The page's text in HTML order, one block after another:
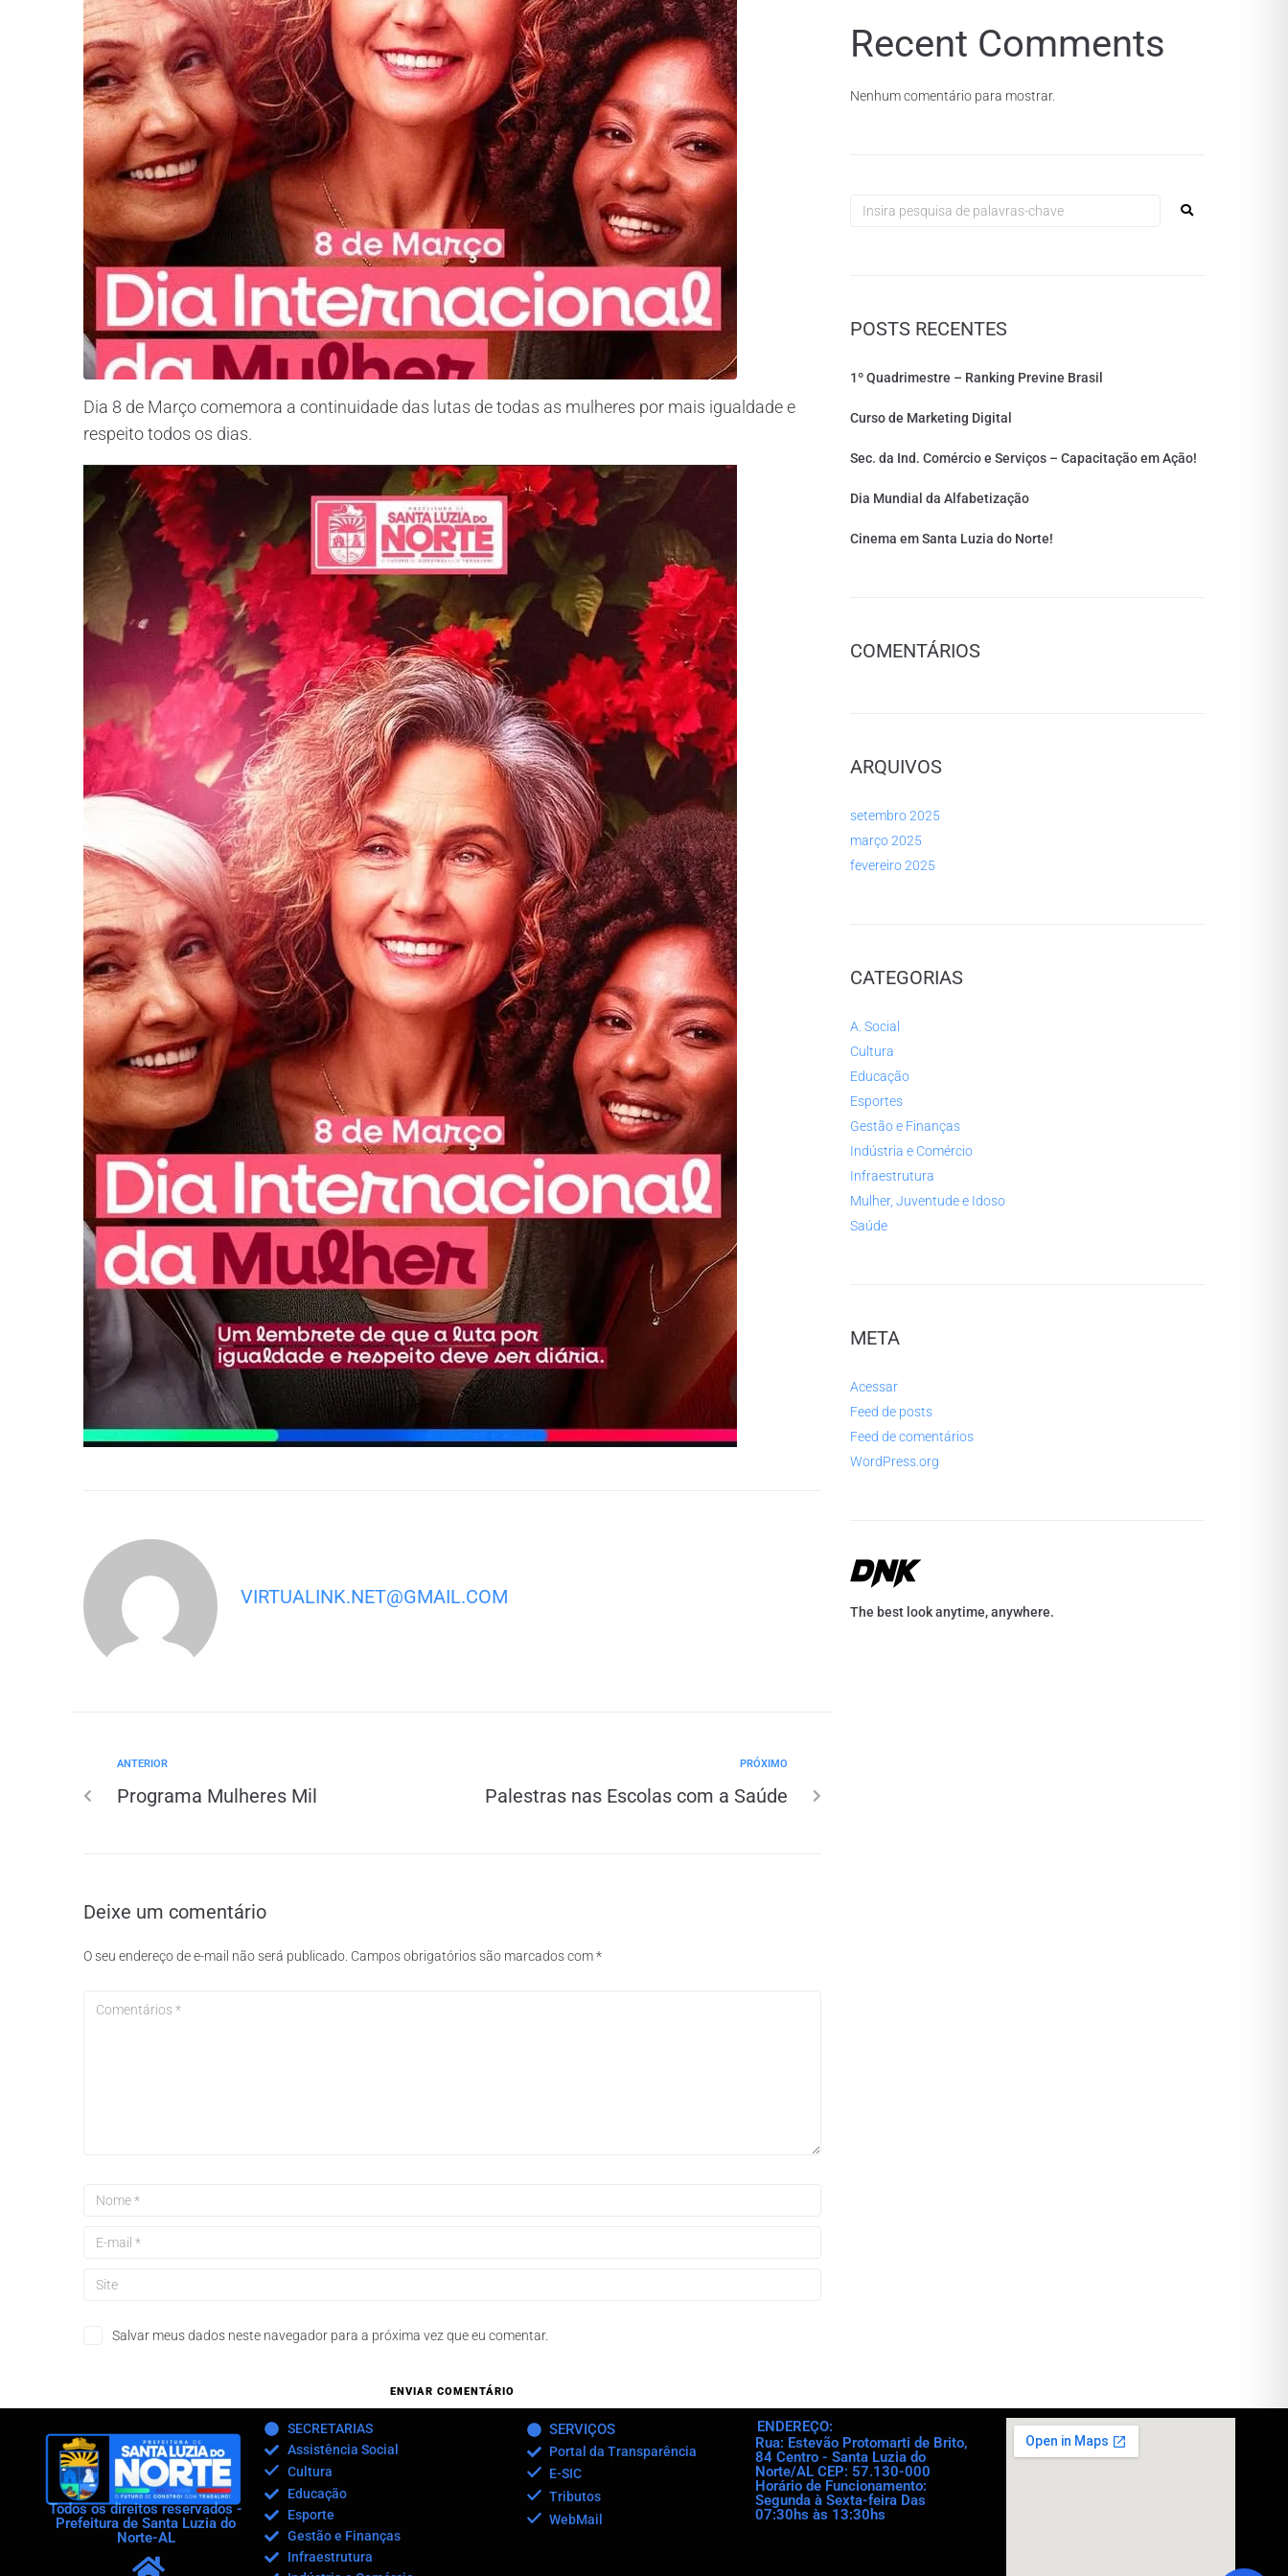
Dia 8 de Março comemora a continuidade das lutas de todas as mulheres por mais igualdade e
respeito todos os dias.
VIRTUALINK.NET@GMAIL.COM
ANTERIOR
Programa Mulheres Mil
PRÓXIMO
Palestras nas Escolas com a Saúde
Deixe um comentário
O seu endereço de e-mail não será publicado. Campos obrigatórios são marcados com*
Salvar meus dados neste navegador para a próxima vez que eu comentar.
Recent Comments
Nenhum comentário para mostrar.
POSTS RECENTES
1º Quadrimestre – Ranking Previne Brasil
Curso de Marketing Digital
Sec. da Ind. Comércio e Serviços – Capacitação em Ação!
Dia Mundial da Alfabetização
Cinema em Santa Luzia do Norte!
COMENTÁRIOS
ARQUIVOS
setembro 2025
março 2025
fevereiro 2025
CATEGORIAS
A. Social
Cultura
Educação
Esportes
Gestão e Finanças
Indústria e Comércio
Infraestrutura
Mulher, Juventude e Idoso
Saúde
META
Acessar
Feed de posts
Feed de comentários
WordPress.org
The best look anytime, anywhere.
Todos os direitos reservados -
Prefeitura de Santa Luzia do
Norte-AL
SECRETARIAS
Assistência Social
Cultura
Educação
Esporte
Gestão e Finanças
Infraestrutura
SERVIÇOS
Portal da Transparência
E-SIC
Tributos
WebMail
ENDEREÇO:
Rua: Estevão Protomarti de Brito,
84 Centro - Santa Luzia do
Norte/AL CEP: 57.130-000
Horário de Funcionamento:
Segunda à Sexta-feira Das
07:30hs às 13:30hs